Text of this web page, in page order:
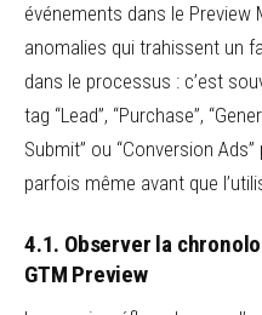
événements dans le Preview
anomalies qui trahissent un
dans le processus : c’est
tag “Lead”, “Purchase”,
Submit” ou “Conversion
parfois même avant que
4.1. Observer la
GTM Preview